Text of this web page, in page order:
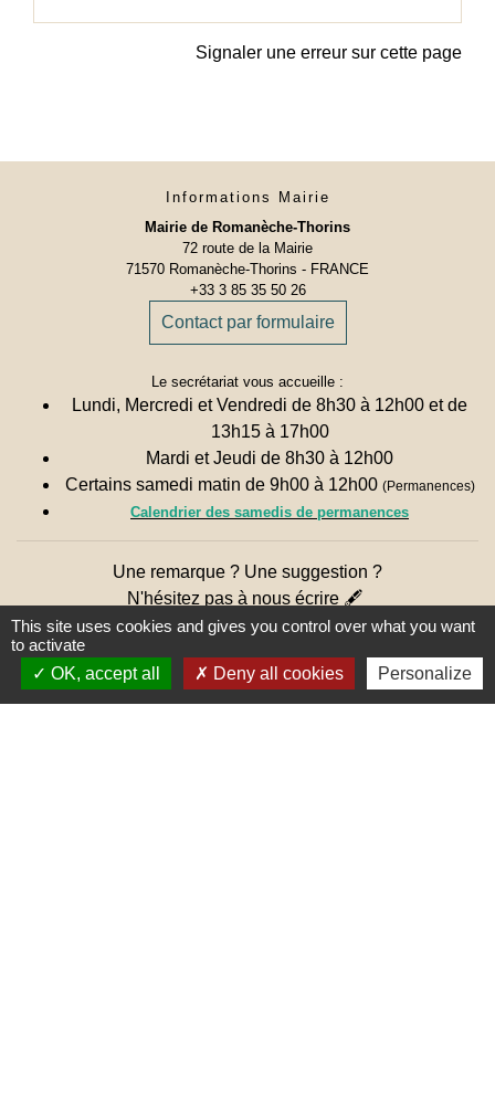
Signaler une erreur sur cette page
Informations Mairie
Mairie de Romanèche-Thorins
72 route de la Mairie
71570 Romanèche-Thorins - FRANCE
+33 3 85 35 50 26
Contact par formulaire
Le secrétariat vous accueille :
Lundi, Mercredi et Vendredi de 8h30 à 12h00 et de
13h15 à 17h00
Mardi et Jeudi de 8h30 à 12h00
Certains samedi matin de 9h00 à 12h00 (Permanences)
Calendrier des samedis de permanences
Une remarque ? Une suggestion ?
N'hésitez pas à nous écrire 🖋
This site uses cookies and gives you control over what you want
to activate
OK, accept all
Deny all cookies Personalize